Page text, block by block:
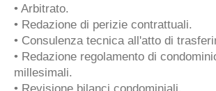
• Arbitrato.
• Redazione di perizie contrattuali.
• Consulenza tecnica all'atto di
• Redazione regolamento di
millesimali.
• Revisione bilanci condominiali.